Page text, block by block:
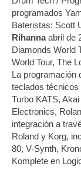
programados
Bateristas: Scott
Rihannaabril de
Diamonds World
World Tour, The
La programación
teclados
Turbo KATS,
Electronics,
integración a
Roland y Korg,
80, V-Synth,
Komplete en